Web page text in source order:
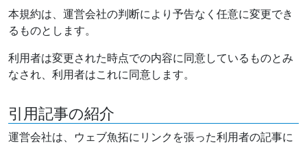
本規約は、運営会社の判断により予告なく任意に変更でき
るものとします。
利用者は変更された時点での内容に同意しているものとみ
なされ、利用者はこれに同意します。
引用記事の紹介
運営会社は、ウェブ魚拓にリンクを張った利用者の記事に